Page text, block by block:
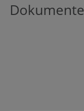
Dokumente